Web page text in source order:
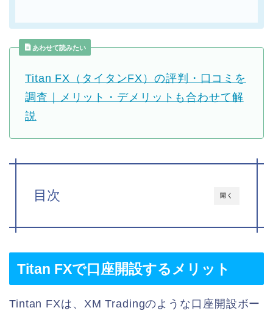
あわせて読みたい
Titan FX（タイタンFX）の評判・口コミを
調査｜メリット・デメリットも合わせて解
説
開く
目次
Titan FXで口座開設するメリット
Tintan FXは、XM Tradingのような口座開設ボー